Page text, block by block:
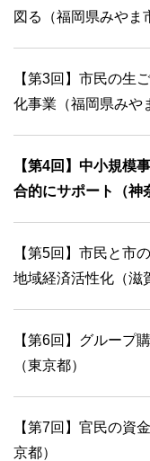
図る（福岡県みやま
【第3回】市民の生
化事業（福岡県みや
【第4回】中小規模
合的にサポート（神
【第5回】市民と市
地域経済活性化（滋
【第6回】グループ
（東京都）
【第7回】官民の資
京都）